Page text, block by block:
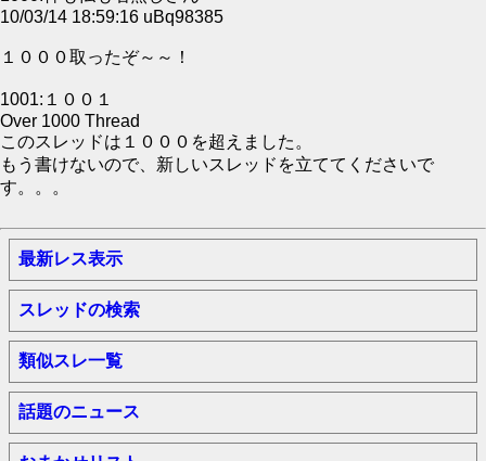
10/03/14 18:59:16 uBq98385
１０００取ったぞ～～！
1001:１００１
Over 1000 Thread
このスレッドは１０００を超えました。
もう書けないので、新しいスレッドを立ててくださいで
す。。。
最新レス表示
スレッドの検索
類似スレ一覧
話題のニュース